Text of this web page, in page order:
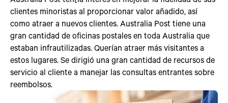
clientes minoristas al proporcionar valor añadido, así
como atraer a nuevos clientes. Australia Post tiene una
gran cantidad de oficinas postales en toda Australia que
estaban infrautilizadas. Querían atraer más visitantes a
estos lugares. Se dirigió una gran cantidad de recursos de
servicio al cliente a manejar las consultas entrantes sobre
reembolsos.